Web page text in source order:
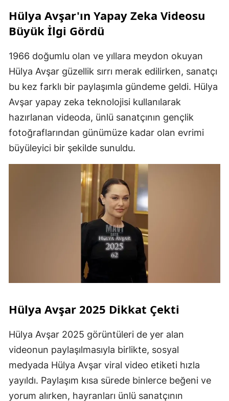
Hülya Avşar'ın Yapay Zeka Videosu
Büyük İlgi Gördü
1966 doğumlu olan ve yıllara meydon okuyan
Hülya Avşar güzellik sırrı merak edilirken, sanatçı
bu kez farklı bir paylaşımla gündeme geldi. Hülya
Avşar yapay zeka teknolojisi kullanılarak
hazırlanan videoda, ünlü sanatçının gençlik
fotoğraflarından günümüze kadar olan evrimi
büyüleyici bir şekilde sunuldu.
Hülya Avşar 2025 Dikkat Çekti
Hülya Avşar 2025 görüntüleri de yer alan
videonun paylaşılmasıyla birlikte, sosyal
medyada Hülya Avşar viral video etiketi hızla
yayıldı. Paylaşım kısa sürede binlerce beğeni ve
yorum alırken, hayranları ünlü sanatçının